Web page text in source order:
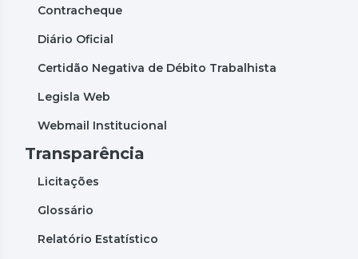
Contracheque
Diário Oficial
Certidão Negativa de Débito Trabalhista
Legisla Web
Webmail Institucional
Transparência
Licitações
Glossário
Relatório Estatístico